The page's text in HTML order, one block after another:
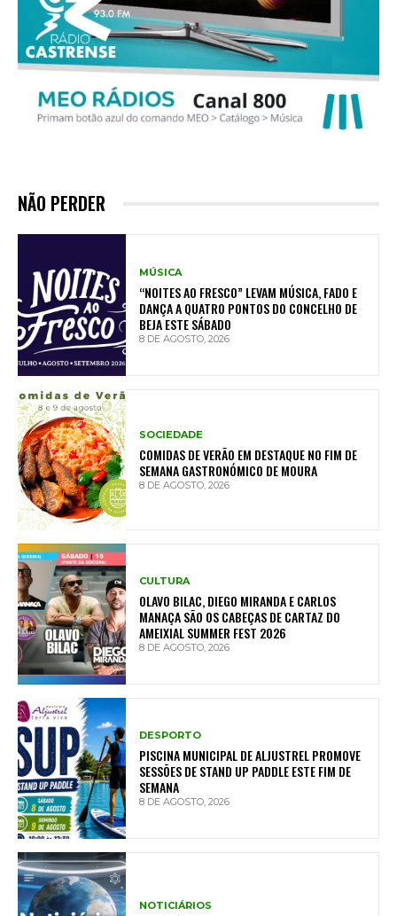
NÃO PERDER
MÚSICA
“NOITES AO FRESCO” LEVAM MÚSICA, FADO E
DANÇA A QUATRO PONTOS DO CONCELHO DE
BEJA ESTE SÁBADO
8 DE AGOSTO, 2026
SOCIEDADE
COMIDAS DE VERÃO EM DESTAQUE NO FIM DE
SEMANA GASTRONÓMICO DE MOURA
8 DE AGOSTO, 2026
CULTURA
OLAVO BILAC, DIEGO MIRANDA E CARLOS
MANAÇA SÃO OS CABEÇAS DE CARTAZ DO
AMEIXIAL SUMMER FEST 2026
8 DE AGOSTO, 2026
DESPORTO
PISCINA MUNICIPAL DE ALJUSTREL PROMOVE
SESSÕES DE STAND UP PADDLE ESTE FIM DE
SEMANA
8 DE AGOSTO, 2026
NOTICIÁRIOS